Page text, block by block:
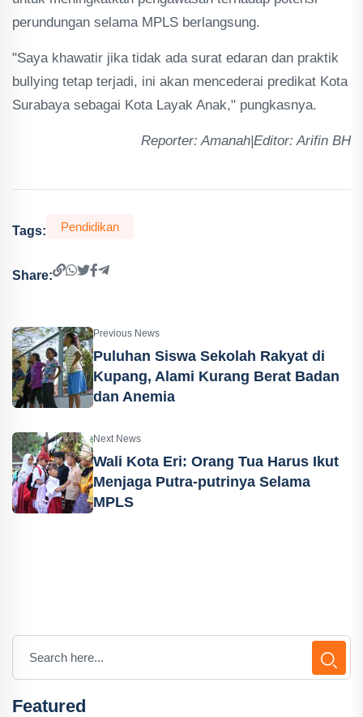
perundungan selama MPLS berlangsung.
"Saya khawatir jika tidak ada surat edaran dan praktik
bullying tetap terjadi, ini akan mencederai predikat Kota
Surabaya sebagai Kota Layak Anak," pungkasnya.
Reporter: Amanah|Editor: Arifin BH
Tags: Pendidikan
Share:
Previous News
Puluhan Siswa Sekolah Rakyat di
Kupang, Alami Kurang Berat Badan
dan Anemia
Next News
Wali Kota Eri: Orang Tua Harus Ikut
Menjaga Putra-putrinya Selama
MPLS
Featured